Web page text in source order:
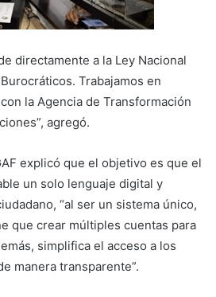
directamente a la Ley Nacional
Trabajamos en
la Agencia de Transformación
agregó.
explicó que el objetivo es que el
un solo lenguaje digital y
“al ser un sistema único,
que crear múltiples cuentas para
simplifica el acceso a los
manera transparente”.